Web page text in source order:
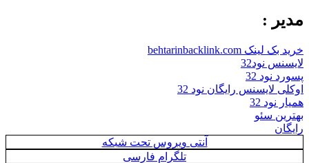
مدیر :
خرید بک لینک behtarinbacklink.com
لایسنس نود32
پسورد نود 32
اوکلی لایسنس رایگان نود 32
همیار نود 32
بهترین سئو
رایگان
آنتی ویروس تحت شبکه
تلگرام فارسی